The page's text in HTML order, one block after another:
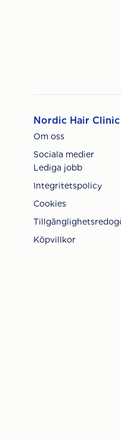
Nordic Hair Clinic
Om oss
Sociala medier
Lediga jobb
Integritetspolicy
Cookies
Köpvillkor